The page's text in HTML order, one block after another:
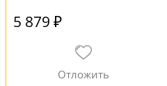
5 879 ₽